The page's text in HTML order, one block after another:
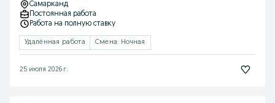
Самарканд
Постоянная работа
Работа на полную ставку
Удалённая работа Смена: Ночная
25 июля 2026 г.